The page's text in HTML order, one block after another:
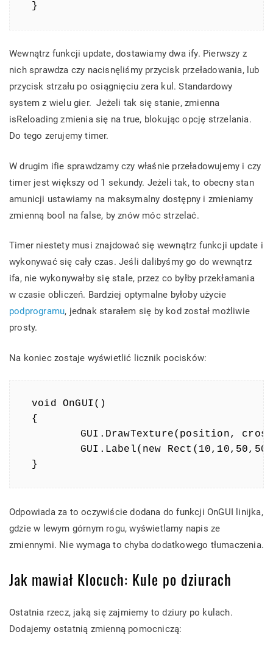
}
Wewnątrz funkcji update, dostawiamy dwa ify. Pierwszy z
nich sprawdza czy nacisnęliśmy przycisk przeładowania, lub
przycisk strzału po osiągnięciu zera kul. Standardowy
system z wielu gier. Jeżeli tak się stanie, zmienna
isReloading zmienia się na true, blokując opcję strzelania.
Do tego zerujemy timer.
W drugim ifie sprawdzamy czy właśnie przeładowujemy i czy
timer jest większy od 1 sekundy. Jeżeli tak, to obecny stan
amunicji ustawiamy na maksymalny dostępny i zmieniamy
zmienną bool na false, by znów móc strzelać.
Timer niestety musi znajdować się wewnątrz funkcji update i
wykonywać się cały czas. Jeśli dalibyśmy go do wewnątrz
ifa, nie wykonywałby się stale, przez co byłby przekłamania
w czasie obliczeń. Bardziej optymalne byłoby użycie
podprogramu, jednak starałem się by kod został możliwie
prosty.
Na koniec zostaje wyświetlić licznik pocisków:
void OnGUI()
{
}
Odpowiada za to oczywiście dodana do funkcji OnGUI linijka,
gdzie w lewym górnym rogu, wyświetlamy napis ze
zmiennymi. Nie wymaga to chyba dodatkowego tłumaczenia.
Jak mawiał Klocuch: Kule po dziurach
Ostatnia rzecz, jaką się zajmiemy to dziury po kulach.
Dodajemy ostatnią zmienną pomocniczą: